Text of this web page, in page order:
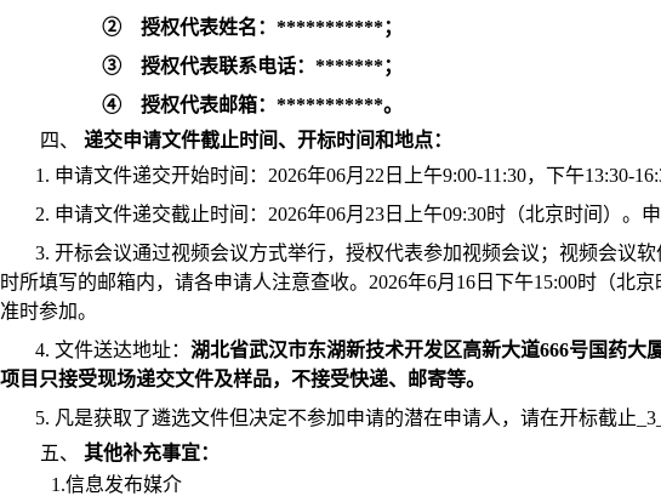
② 授权代表姓名：***********；
③ 授权代表联系电话：*******；
④ 授权代表邮箱：***********。
四、 递交申请文件截止时间、开标时间和地点：
1. 申请文件递交开始时间：2026年06月22日上午9:00-11:30，下午13:30-
2. 申请文件递交截止时间：2026年06月23日上午09:30时（北京时间）
3. 开标会议通过视频会议方式举行，授权代表参加视频会议；视频会议
时所填写的邮箱内，请各申请人注意查收。 2026年6月16日 下午15:00时（北
准时参加。
4. 文件送达地址： 湖北省武汉市东湖新技术开发区高新大道666号国药
项目只接受现场递交文件及样品，不接受快递、邮寄等。
5. 凡是获取了遴选文件但决定不参加申请的潜在申请人，请在开标截止
五、 其他补充事宜：
1.信息发布媒介